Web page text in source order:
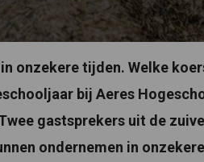
onzekere tijden. Welke
bij Aeres
gastsprekers uit de
ondernemen in